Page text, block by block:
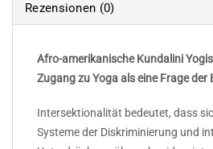
Rezensionen (0)
Afro-amerikanische Kundalini
Zugang zu Yoga als eine Frage der
Intersektionalität bedeutet, dass
Systeme der Diskriminierung und